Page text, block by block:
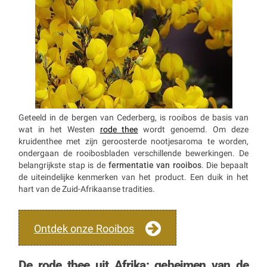
Geteeld in de bergen van Cederberg, is rooibos de basis van
wat in het Westen rode thee wordt genoemd. Om deze
kruidenthee met zijn geroosterde nootjesaroma te worden,
ondergaan de rooibosbladen verschillende bewerkingen. De
belangrijkste stap is de fermentatie van rooibos. Die bepaalt
de uiteindelijke kenmerken van het product. Een duik in het
hart van de Zuid-Afrikaanse tradities.
Ontdek onze Rooibos